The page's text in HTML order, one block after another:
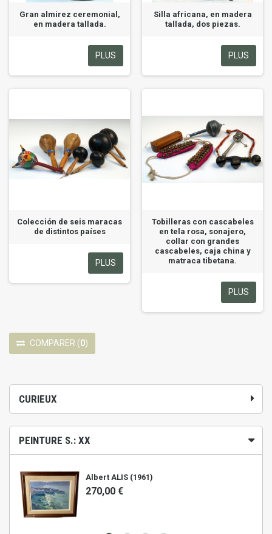
CURIEUX
PEINTURE S.: XX
Albert ALIS (1961)
270,00 €
Gran almirez ceremonial,
en madera tallada.
PLUS
Silla africana, en madera
tallada, dos piezas.
PLUS
Colección de seis maracas
de distintos países
PLUS
Tobilleras con cascabeles
en tela rosa, sonajero,
collar con grandes
cascabeles, caja china y
matraca tibetana.
PLUS
COMPARER (0)